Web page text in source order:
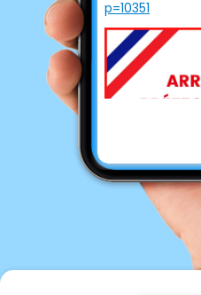
p=10351